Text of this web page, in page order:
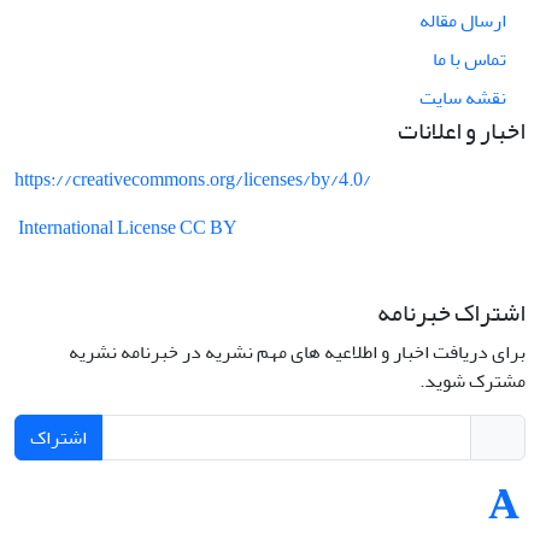
ارسال مقاله
تماس با ما
نقشه سایت
اخبار و اعلانات
https://creativecommons.org/licenses/by/4.0/
International License CC BY
اشتراک خبرنامه
برای دریافت اخبار و اطلاعیه های مهم نشریه در خبرنامه نشریه
مشترک شوید.
اشتراک